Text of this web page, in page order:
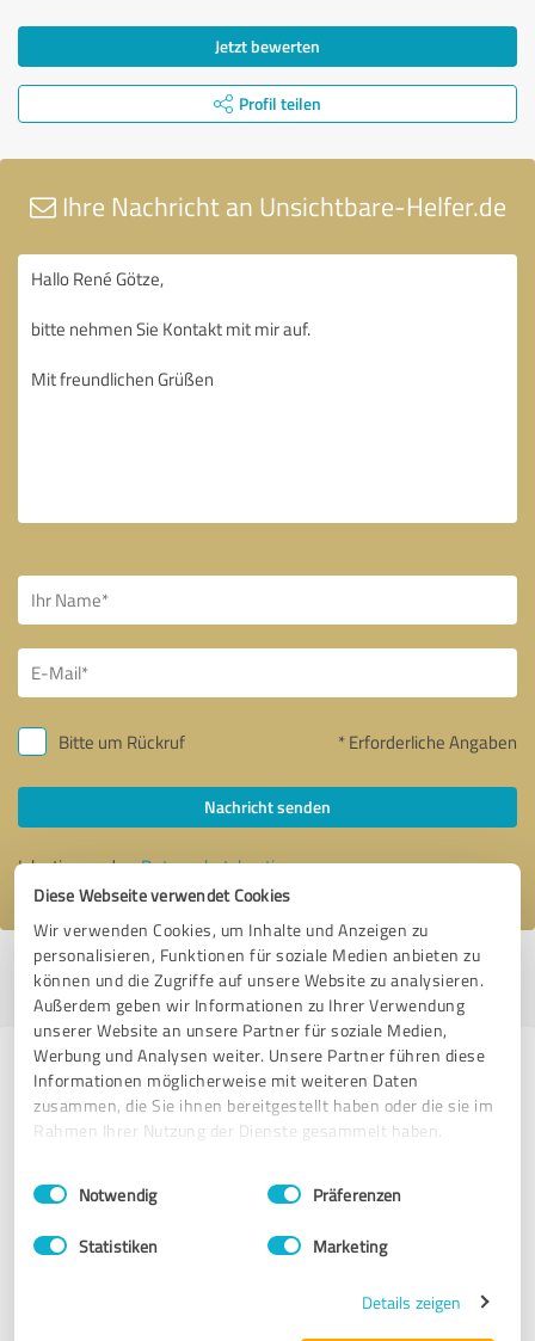
Diese Webseite verwendet Cookies
Wir verwenden Cookies, um Inhalte und Anzeigen zu
personalisieren, Funktionen für soziale Medien anbieten zu
können und die Zugriffe auf unsere Website zu analysieren.
Außerdem geben wir Informationen zu Ihrer Verwendung
unserer Website an unsere Partner für soziale Medien,
Werbung und Analysen weiter. Unsere Partner führen diese
Informationen möglicherweise mit weiteren Daten
zusammen, die Sie ihnen bereitgestellt haben oder die sie im
Rahmen Ihrer Nutzung der Dienste gesammelt haben.
Impressum Datenschutzbestimmungen
Einwilligungsauswahl
Notwendig Präferenzen
Statistiken Marketing
Details zeigen
Jetzt bewerten
Profil teilen
Ihre Nachricht an Unsichtbare-Helfer.de
Bitte um Rückruf * Erforderliche Angaben
Nachricht senden
Ich stimme denDatenschutzbestimmungenzu.
Profil aktiv seit 16.01.2018 | Letzte Aktualisierung: 17.01.2018
melden
Erfahrungen zu weiteren
Anbietern aus dem Bereich
Bauwesen
Polyschutz Bautechnik GmbH